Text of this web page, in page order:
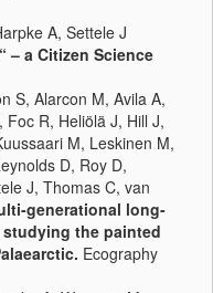
A, Settele J
– a Citizen Science
S, Alarcon M, Avila A,
R, Heliölä J, Hill J,
M, Leskinen M,
D, Roy D,
J, Thomas C, van
generational long-
the painted
Ecography